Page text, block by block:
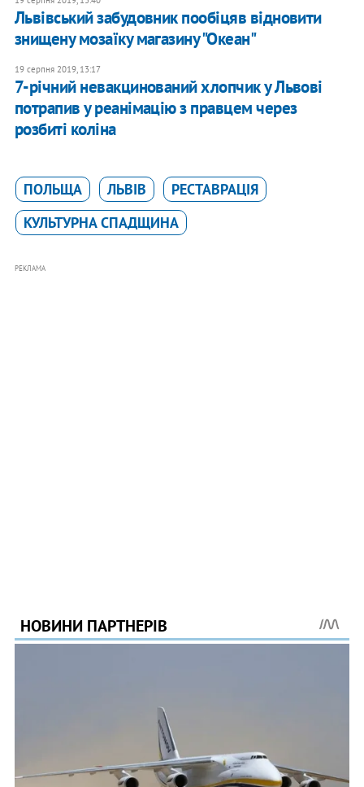
Львівський забудовник пообіцяв відновити
знищену мозаїку магазину "Океан"
19 серпня 2019, 13:17
7-річний невакцинований хлопчик у Львові
потрапив у реанімацію з правцем через
розбиті коліна
ПОЛЬЩА ЛЬВІВ
РЕСТАВРАЦІЯ
КУЛЬТУРНА СПАДЩИНА
РЕКЛАМА